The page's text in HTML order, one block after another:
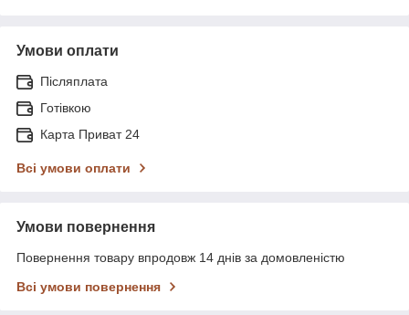
Умови оплати
Післяплата
Готівкою
Карта Приват 24
Всі умови оплати
Умови повернення
Повернення товару впродовж 14 днів за домовленістю
Всі умови повернення